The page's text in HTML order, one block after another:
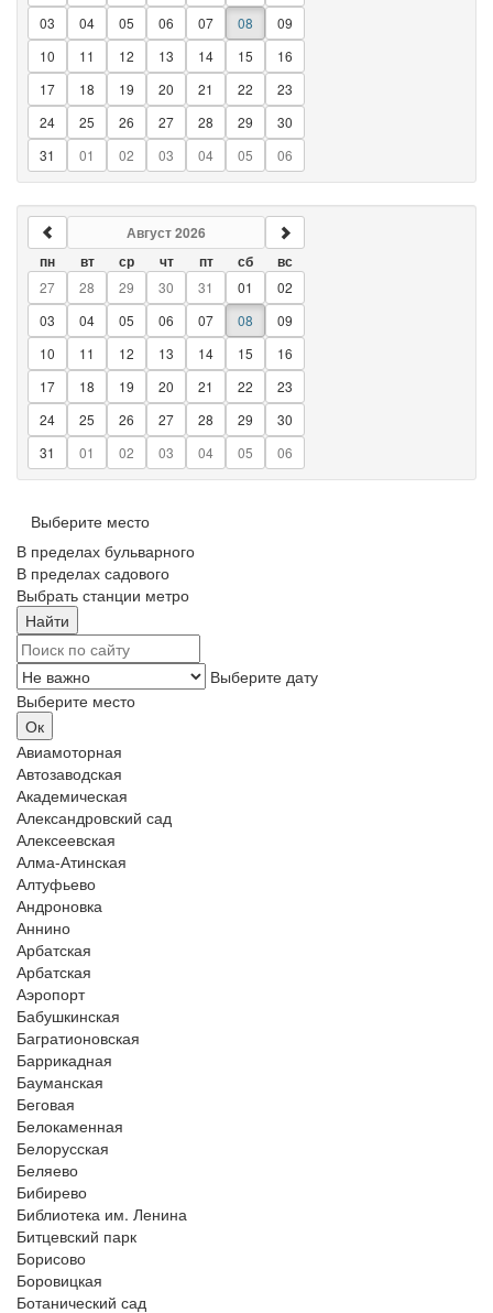
03
04 05 06 07 08
09
10
11 12 13 14 15
16
17
18 19 20 21 22
23
24
25 26 27 28 29
30
31
01 02 03 04 05 06
Август 2026
пн вт ср чт пт сб
вс
27
28 29 30 31 01
02
03
04 05 06 07 08
09
10
11 12 13 14 15
16
17
18 19 20 21 22
23
24
25 26 27 28 29
30
31
01 02 03 04 05 06
Выберите место
В пределах бульварного
В пределах садового
Выбрать станции метро
Выберите дату
Выберите место
Авиамоторная
Автозаводская
Академическая
Александровский сад
Алексеевская
Алма-Атинская
Алтуфьево
Андроновка
Аннино
Арбатская
Арбатская
Аэропорт
Бабушкинская
Багратионовская
Баррикадная
Бауманская
Беговая
Белокаменная
Белорусская
Беляево
Бибирево
Библиотека им. Ленина
Битцевский парк
Борисово
Боровицкая
Ботанический сад